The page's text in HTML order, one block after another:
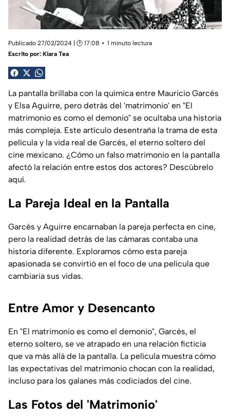
Publicado 27/02/2024 | 🕑 17:08
1 minuto lectura
Escrito por: Kiara Tea
La pantalla brillaba con la química entre Mauricio Garcés
y Elsa Aguirre, pero detrás del 'matrimonio' en "El
matrimonio es como el demonio" se ocultaba una historia
más compleja. Este artículo desentraña la trama de esta
película y la vida real de Garcés, el eterno soltero del
cine mexicano. ¿Cómo un falso matrimonio en la pantalla
afectó la relación entre estos dos actores? Descúbrelo
aquí.
La Pareja Ideal en la Pantalla
Garcés y Aguirre encarnaban la pareja perfecta en cine,
pero la realidad detrás de las cámaras contaba una
historia diferente. Exploramos cómo esta pareja
apasionada se convirtió en el foco de una película que
cambiaria sus vidas.
Entre Amor y Desencanto
En "El matrimonio es como el demonio", Garcés, el
eterno soltero, se ve atrapado en una relación ficticia
que va más allá de la pantalla. La película muestra cómo
las expectativas del matrimonio chocan con la realidad,
incluso para los galanes más codiciados del cine.
Las Fotos del 'Matrimonio'